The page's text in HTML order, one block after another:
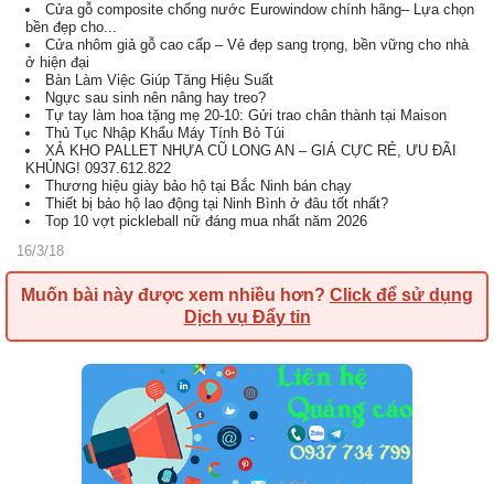
Cửa gỗ composite chống nước Eurowindow chính hãng– Lựa chọn
bền đẹp cho...
Cửa nhôm giả gỗ cao cấp – Vẻ đẹp sang trọng, bền vững cho nhà
ở hiện đại
Bàn Làm Việc Giúp Tăng Hiệu Suất
Ngực sau sinh nên nâng hay treo?
Tự tay làm hoa tặng mẹ 20-10: Gửi trao chân thành tại Maison
Thủ Tục Nhập Khẩu Máy Tính Bỏ Túi
XẢ KHO PALLET NHỰA CŨ LONG AN – GIÁ CỰC RẺ, ƯU ĐÃI
KHỦNG! 0937.612.822
Thương hiệu giày bảo hộ tại Bắc Ninh bán chạy
Thiết bị bảo hộ lao động tại Ninh Bình ở đâu tốt nhất?
Top 10 vợt pickleball nữ đáng mua nhất năm 2026
16/3/18
Muốn bài này được xem nhiều hơn? Click để sử dụng
Dịch vụ Đẩy tin